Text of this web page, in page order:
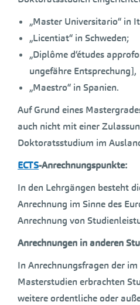
„Master Universitario“ in
„Licentiat“ in Schweden;
„Diplôme d‘études
ungefähre Entsprechung],
„Maestro“ in Spanien.
Auf Grund eines
auch nicht mit einer
Doktoratsstudium im
ECTS-Anrechnungspunkte:
In den Lehrgängen besteht
Anrechnung im Sinne des
Anrechnung von
Anrechnungen in anderen
In Anrechnungsfragen der
Masterstudien erbrachten
weitere ordentliche oder